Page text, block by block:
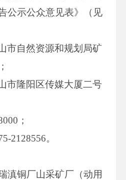
公示公众意见表》（见
市自然资源和规划局矿
市隆阳区传媒大厦二号
；
2128556。
滇铜厂山采矿厂（动用